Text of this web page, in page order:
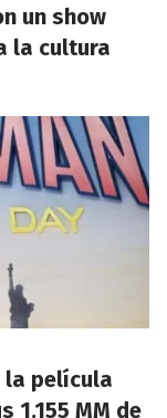
un show
la cultura
la película
1.155 MM de